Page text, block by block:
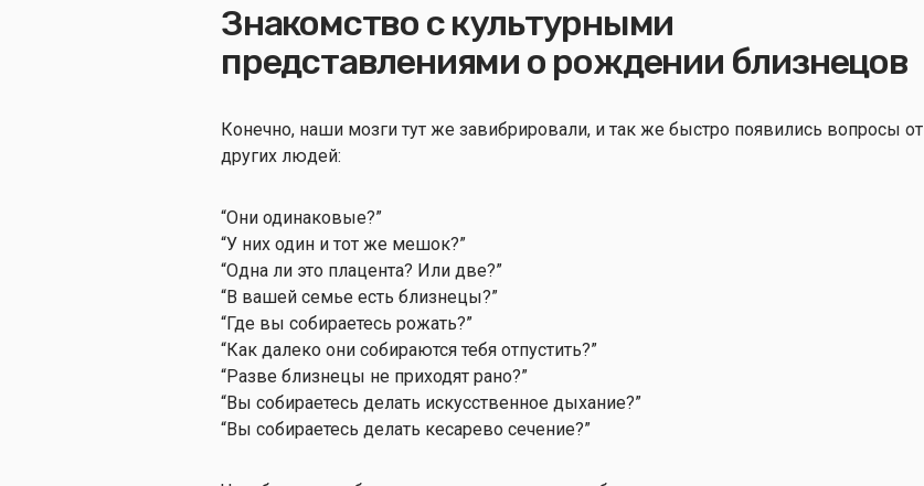
Знакомство с культурными
представлениями о рождении близнецов
Конечно, наши мозги тут же завибрировали, и так же быстро появились вопросы от
других людей:
“Они одинаковые?”
“У них один и тот же мешок?”
“Одна ли это плацента? Или две?”
“В вашей семье есть близнецы?”
“Где вы собираетесь рожать?”
“Как далеко они собираются тебя отпустить?”
“Разве близнецы не приходят рано?”
“Вы собираетесь делать искусственное дыхание?”
“Вы собираетесь делать кесарево сечение?”